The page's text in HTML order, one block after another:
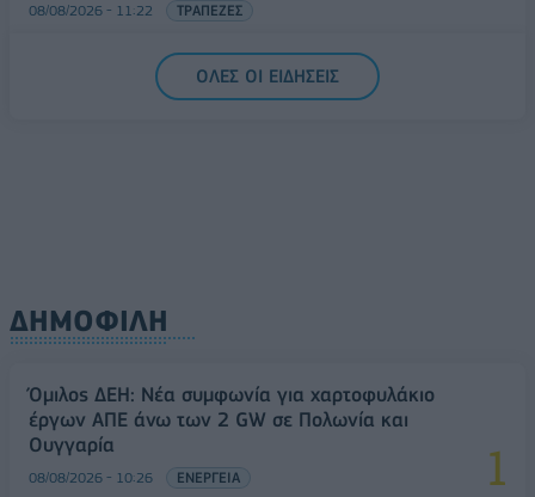
08/08/2026 - 11:22 ΤΡΑΠΕΖΕΣ
5G παντού, 6G στον ορίζοντα: Πού βρίσκεται η
Ελλάδα στη μεγάλη τεχνολογική μετάβαση
ΟΛΕΣ ΟΙ ΕΙΔΗΣΕΙΣ
ΔΗΜΟΦΙΛΗ
Όμιλος ΔΕΗ: Νέα συμφωνία για χαρτοφυλάκιο
έργων ΑΠΕ άνω των 2 GW σε Πολωνία και
Ουγγαρία
08/08/2026 - 10:26 ΕΝΕΡΓΕΙΑ